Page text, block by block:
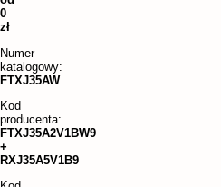
0
zł
Numer
katalogowy:
FTXJ35AW
Kod
producenta:
FTXJ35A2V1BW9
+
RXJ35A5V1B9